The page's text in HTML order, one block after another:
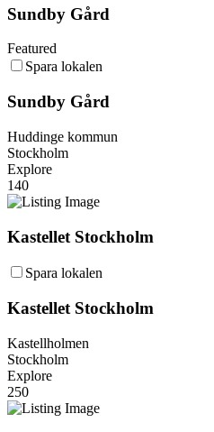
Sundby Gård
Featured
Spara lokalen
Sundby Gård
Huddinge kommun
Stockholm
Explore
140
Kastellet Stockholm
Spara lokalen
Kastellet Stockholm
Kastellholmen
Stockholm
Explore
250